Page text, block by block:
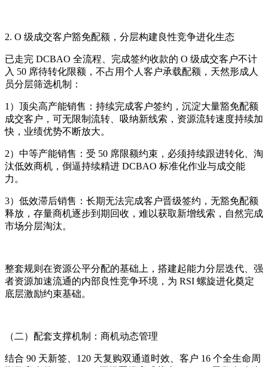
2. O 级成交客户豁免配额，分层构建良性竞争进化生态
已走完 DCBAO 全流程、完成签约收款的 O 级成交客户不计
入 50 席待转化限额，不占用个人客户承载配额，天然形成人
员分层筛选机制：
1）顶尖高产能销售：持续完成客户签约，沉淀大量豁免配额
成交客户，可无限制流转、吸纳新线索，资源流转速度持续加
快，业绩优势不断放大。
2）中等产能销售：受 50 席限额约束，必须持续跟进转化、淘
汰低效商机，倒逼持续精进 DCBAO 标准化作业与成交能
力。
3）低效滞后销售：长期无法完成客户晋级签约，无豁免配额
释放，存量商机逐步到期回收，难以获取新增线索，自然完成
市场分层淘汰。
整套规则在资源公平分配的基础上，搭建起能力分层迭代、强
者资源加速流通的内部良性竞争环境，为 RSI 螺旋进化奠定
底层激励约束基础。
（二）配套支撑机制：商机动态管理
结合 90 天新签、120 天复购双通道时效、客户 16 个全生命周